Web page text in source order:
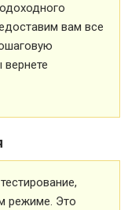
вам все
режиме. Это